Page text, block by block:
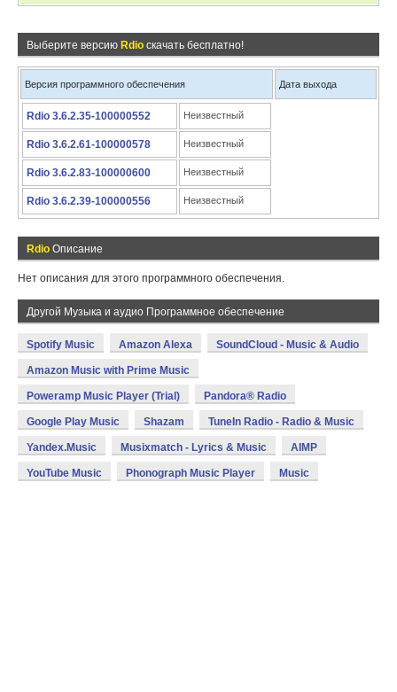
Выберите версию Rdio скачать бесплатно!
Версия программного обеспечения Дата выхода
Rdio 3.6.2.35-100000552 Неизвестный
Rdio 3.6.2.61-100000578 Неизвестный
Rdio 3.6.2.83-100000600 Неизвестный
Rdio 3.6.2.39-100000556 Неизвестный
Rdio Описание
Нет описания для этого программного обеспечения.
Другой Музыка и аудио Программное обеспечение
Spotify Music Amazon Alexa SoundCloud - Music & Audio
Amazon Music with Prime Music
Poweramp Music Player (Trial) Pandora® Radio
Google Play Music Shazam TuneIn Radio - Radio & Music
Yandex.Music Musixmatch - Lyrics & Music AIMP
YouTube Music Phonograph Music Player Music